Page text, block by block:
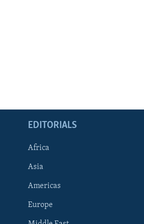
EDITORIALS
Africa
Asia
Americas
Europe